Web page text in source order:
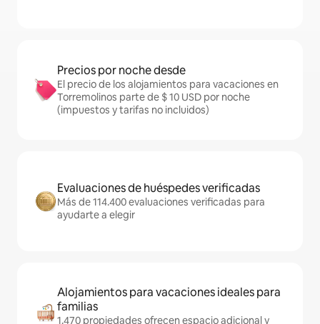
Precios por noche desde
El precio de los alojamientos para vacaciones en
Torremolinos parte de $ 10 USD por noche
(impuestos y tarifas no incluidos)
Evaluaciones de huéspedes verificadas
Más de 114.400 evaluaciones verificadas para
ayudarte a elegir
Alojamientos para vacaciones ideales para
familias
1.470 propiedades ofrecen espacio adicional y